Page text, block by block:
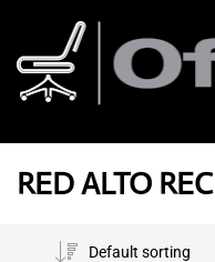
RED ALTO
Default sorting